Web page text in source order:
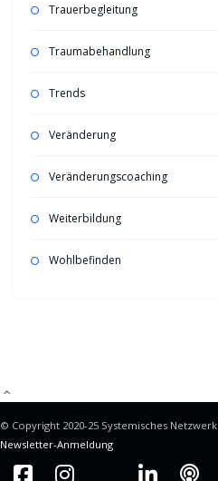
Trauerbegleitung
Traumabehandlung
Trends
Veränderung
Veränderungscoaching
Weiterbildung
Wohlbefinden
© Copyright 2020-25 Systemisches Netzwerk
Newsletter-Anmeldung